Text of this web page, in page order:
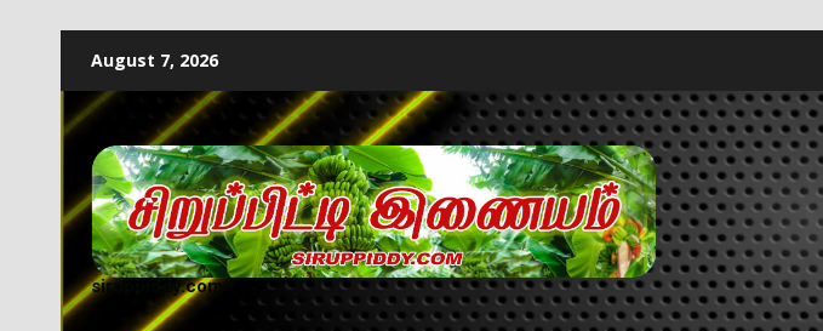
August 7, 2026
siruppiddy.com